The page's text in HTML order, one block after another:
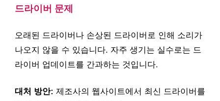
드라이버 문제
오래된 드라이버나 손상된 드라이버로 인해 소리가
나오지 않을 수 있습니다. 자주 생기는 실수로는 드
라이버 업데이트를 간과하는 것입니다.
대처 방안: 제조사의 웹사이트에서 최신 드라이버를